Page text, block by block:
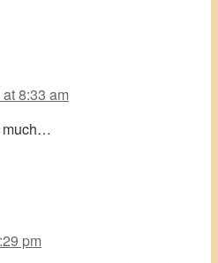
8:33 am
much…
pm